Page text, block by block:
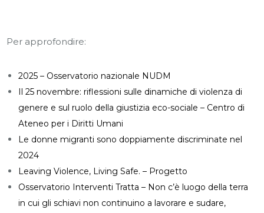
Per approfondire:
2025 – Osservatorio nazionale NUDM
Il 25 novembre: riflessioni sulle dinamiche di violenza di
genere e sul ruolo della giustizia eco-sociale – Centro di
Ateneo per i Diritti Umani
Le donne migranti sono doppiamente discriminate nel
2024
Leaving Violence, Living Safe. – Progetto
Osservatorio Interventi Tratta – Non c’è luogo della terra
in cui gli schiavi non continuino a lavorare e sudare,